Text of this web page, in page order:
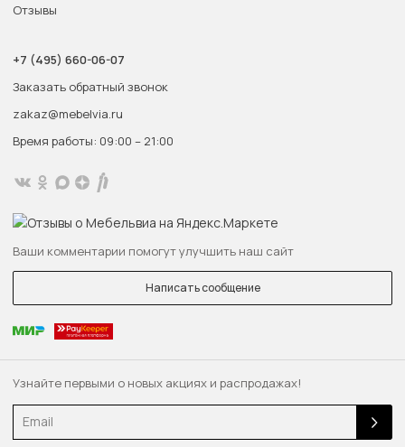
Узнайте первыми о новых акциях и распродажах!
Отзывы
+7 (495) 660-06-07
Заказать обратный звонок
zakaz@mebelvia.ru
Время работы: 09:00 – 21:00
Ваши комментарии помогут улучшить наш сайт
Написать сообщение